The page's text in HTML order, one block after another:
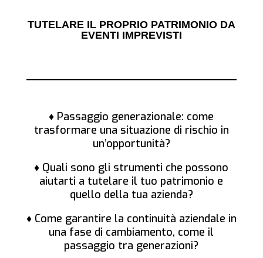
TUTELARE IL PROPRIO PATRIMONIO DA
EVENTI IMPREVISTI
♦ Passaggio generazionale: come
trasformare una situazione di rischio in
un’opportunità?
♦ Quali sono gli strumenti che possono
aiutarti a tutelare il tuo patrimonio e
quello della tua azienda?
♦ Come garantire la continuità aziendale in
una fase di cambiamento, come il
passaggio tra generazioni?